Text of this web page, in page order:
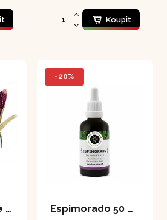
Koupit
Fialová kukuřice 150 g
-20%
Espimorado 50 ml